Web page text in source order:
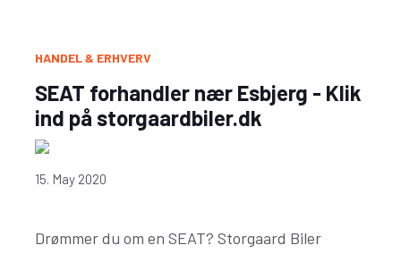
HANDEL & ERHVERV
SEAT forhandler nær Esbjerg - Klik
ind på storgaardbiler.dk
15. May 2020
Drømmer du om en SEAT? Storgaard Biler